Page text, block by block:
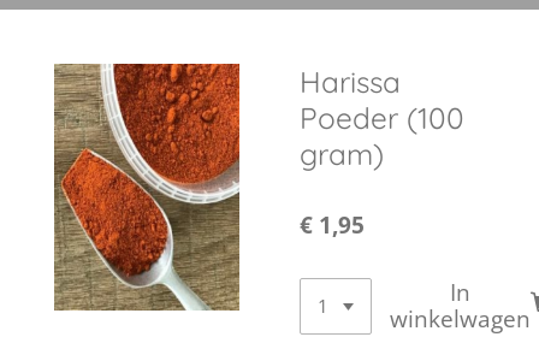
Harissa
Poeder (100
gram)
€ 1,95
In
winkelwagen